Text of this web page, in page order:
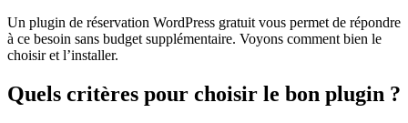
Un plugin de réservation WordPress gratuit vous permet de répondre
à ce besoin sans budget supplémentaire. Voyons comment bien le
choisir et l’installer.
Quels critères pour choisir le bon plugin ?